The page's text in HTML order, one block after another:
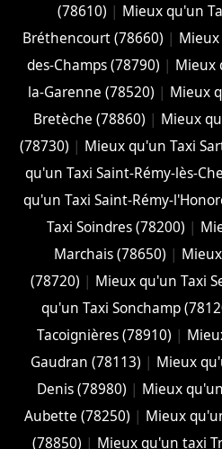
(78610) | Mieux qu'un
Bréthencourt (78660) |
des-Champs (78790) | Mieux
la-Garenne (78520) | Mieux
Bretèche (78860) | Mieux
(78730) | Mieux qu'un Taxi
qu'un Taxi Saint-Rémy-lès-
qu'un Taxi Saint-Rémy-
Taxi Soindres (78200) |
Marchais (78650) |
(78720) | Mieux qu'un Taxi
qu'un Taxi Sonchamp
Tacoignières (78910) |
Gaudran (78113) | Mieux
Denis (78980) | Mieux
Aubette (78250) | Mieux
(78850) | Mieux qu'un taxi